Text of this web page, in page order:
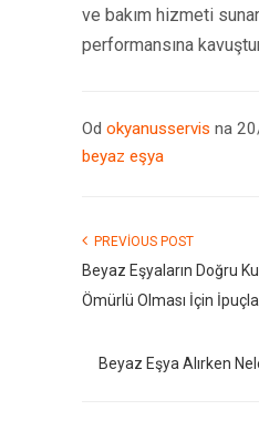
ve bakım hizmeti
performansına
Od okyanusservis na
beyaz eşya
PREVIOUS POST
Beyaz Eşyaların Doğru
Ömürlü Olması İçin
Beyaz Eşya Alırken